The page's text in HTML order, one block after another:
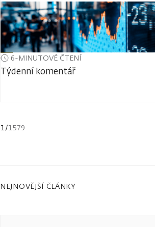
6-MINUTOVÉ ČTENÍ
Týdenní komentář
1/1579
NEJNOVĚJŠÍ ČLÁNKY